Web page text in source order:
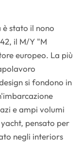
è stato il nono
il M/Y "M
europeo. La più
si fondono in
e ampi volumi
pensato per
negli interiors